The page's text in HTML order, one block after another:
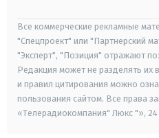
Все коммерческие рекламные
"Спецпроект" или "Партнерский
"Эксперт", "Позиция" отражают
Редакция может не разделять их
и правил цитирования можно
пользования сайтом. Все права
«Телерадиокомпания" Люкс "», 24